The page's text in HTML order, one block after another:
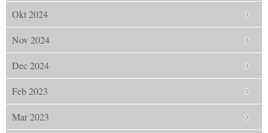
Okt 2024
Nov 2024
Dec 2024
Feb 2023
Mar 2023